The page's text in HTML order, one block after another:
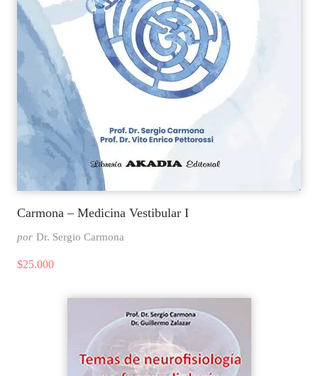
Carmona – Medicina Vestibular I
por Dr. Sergio Carmona
$25.000